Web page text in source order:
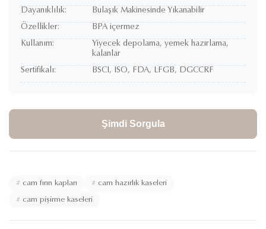
Dayanıklılık:
Bulaşık Makinesinde Yıkanabilir
Özellikler:
BPA içermez
Kullanım:
Yiyecek depolama, yemek hazırlama,
kalanlar
Sertifikalı:
BSCI, ISO, FDA, LFGB, DGCCRF
Şimdi Sorgula
# cam fırın kapları # cam hazırlık kaseleri
# cam pişirme kaseleri